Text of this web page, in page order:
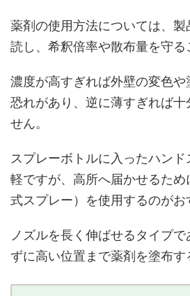
薬剤の使用方法については、
読し、希釈倍率や散布量を守る
濃度が高すぎれば外壁の変色や
恐れがあり、逆に薄すぎれば十
せん。
スプレーボトルに入ったハン
軽ですが、高所へ届かせるた
式スプレー）を使用するのがお
ノズルを長く伸ばせるタイプ
ずに高い位置まで薬剤を塗布す